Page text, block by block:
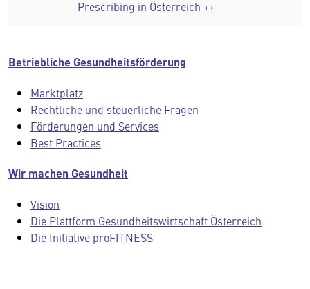
Prescribing in Österreich ++
Betriebliche Gesundheitsförderung
Marktplatz
Rechtliche und steuerliche Fragen
Förderungen und Services
Best Practices
Wir machen Gesundheit
Vision
Die Plattform Gesundheitswirtschaft Österreich
Die Initiative proFITNESS